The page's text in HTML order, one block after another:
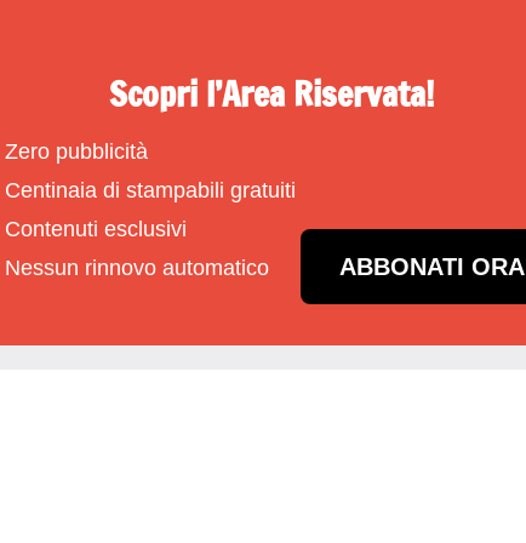
Scopri l’Area Riservata!
Zero pubblicità
Centinaia di stampabili gratuiti
Contenuti esclusivi
Nessun rinnovo automatico
ABBONATI ORA